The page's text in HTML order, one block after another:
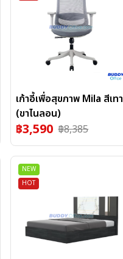
เก้าอี้เพื่อสุขภาพ Mila สีเทา
(ขาไนลอน)
฿3,590 ฿8,385
NEW
HOT